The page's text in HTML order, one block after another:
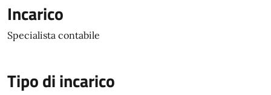
Incarico
Specialista contabile
Tipo di incarico